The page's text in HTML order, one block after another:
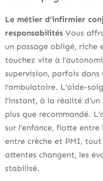
Le métier d’infirmier
responsabilités Vous
un passage obligé, riche
touchez vite à
supervision, parfois dans
l’ambulatoire. L’aide-
l’instant, à la réalité
plus que recommandé.
sur l’enfance, flotte
entre crèche et PMI, tout
attentes changent, les
stabilisé.